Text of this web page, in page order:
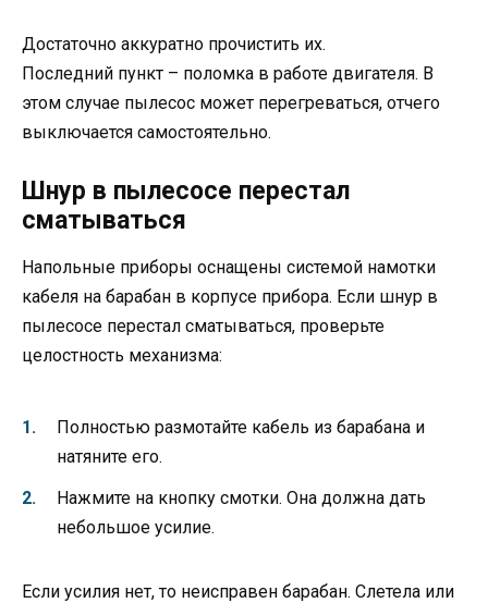
Достаточно аккуратно прочистить их.
Последний пункт – поломка в работе двигателя. В
этом случае пылесос может перегреваться, отчего
выключается самостоятельно.
Шнур в пылесосе перестал
сматываться
Напольные приборы оснащены системой намотки
кабеля на барабан в корпусе прибора. Если шнур в
пылесосе перестал сматываться, проверьте
целостность механизма:
Полностью размотайте кабель из барабана и
натяните его.
Нажмите на кнопку смотки. Она должна дать
небольшое усилие.
Если усилия нет, то неисправен барабан. Слетела или